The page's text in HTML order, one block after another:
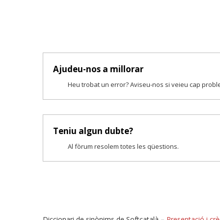
Ajudeu-nos a millorar
Heu trobat un error? Aviseu-nos si veieu cap
Teniu algun dubte?
Al fòrum resolem totes les qüestions.